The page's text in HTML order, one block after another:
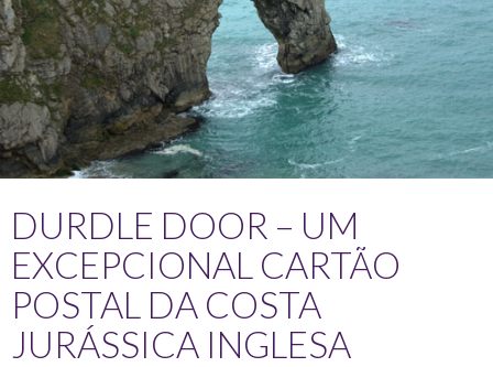
DURDLE DOOR – UM
EXCEPCIONAL CARTÃO
POSTAL DA COSTA
JURÁSSICA INGLESA